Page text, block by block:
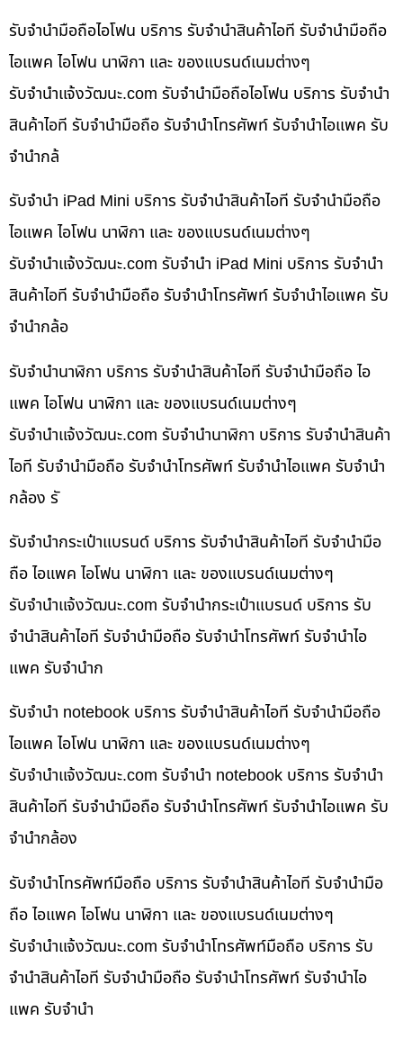
รับจำนำมือถือไอโฟน บริการ รับจำนำสินค้าไอที รับจำนำมือถือ
ไอแพค ไอโฟน นาฬิกา และ ของแบรนด์เนมต่างๆ
รับจํานําแจ้งวัฒนะ.com รับจำนำมือถือไอโฟน บริการ รับจำนำ
สินค้าไอที รับจำนำมือถือ รับจำนำโทรศัพท์ รับจำนำไอแพค รับ
จำนำกล้
รับจำนำ iPad Mini บริการ รับจำนำสินค้าไอที รับจำนำมือถือ
ไอแพค ไอโฟน นาฬิกา และ ของแบรนด์เนมต่างๆ
รับจํานําแจ้งวัฒนะ.com รับจำนำ iPad Mini บริการ รับจำนำ
สินค้าไอที รับจำนำมือถือ รับจำนำโทรศัพท์ รับจำนำไอแพค รับ
จำนำกล้อ
รับจำนำนาฬิกา บริการ รับจำนำสินค้าไอที รับจำนำมือถือ ไอ
แพค ไอโฟน นาฬิกา และ ของแบรนด์เนมต่างๆ
รับจํานําแจ้งวัฒนะ.com รับจำนำนาฬิกา บริการ รับจำนำสินค้า
ไอที รับจำนำมือถือ รับจำนำโทรศัพท์ รับจำนำไอแพค รับจำนำ
กล้อง รั
รับจำนำกระเป๋าแบรนด์ บริการ รับจำนำสินค้าไอที รับจำนำมือ
ถือ ไอแพค ไอโฟน นาฬิกา และ ของแบรนด์เนมต่างๆ
รับจํานําแจ้งวัฒนะ.com รับจำนำกระเป๋าแบรนด์ บริการ รับ
จำนำสินค้าไอที รับจำนำมือถือ รับจำนำโทรศัพท์ รับจำนำไอ
แพค รับจำนำก
รับจำนำ notebook บริการ รับจำนำสินค้าไอที รับจำนำมือถือ
ไอแพค ไอโฟน นาฬิกา และ ของแบรนด์เนมต่างๆ
รับจํานําแจ้งวัฒนะ.com รับจำนำ notebook บริการ รับจำนำ
สินค้าไอที รับจำนำมือถือ รับจำนำโทรศัพท์ รับจำนำไอแพค รับ
จำนำกล้อง
รับจำนำโทรศัพท์มือถือ บริการ รับจำนำสินค้าไอที รับจำนำมือ
ถือ ไอแพค ไอโฟน นาฬิกา และ ของแบรนด์เนมต่างๆ
รับจํานําแจ้งวัฒนะ.com รับจำนำโทรศัพท์มือถือ บริการ รับ
จำนำสินค้าไอที รับจำนำมือถือ รับจำนำโทรศัพท์ รับจำนำไอ
แพค รับจำนำ